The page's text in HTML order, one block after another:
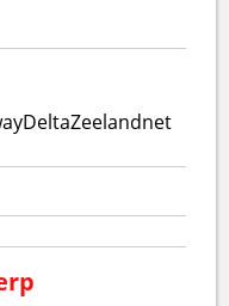
DeltaZeelandnet